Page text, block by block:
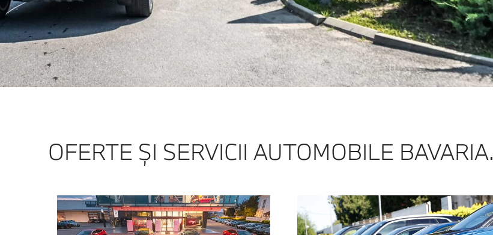
OFERTE ŞI SERVICII AUTOMOBILE BAVARIA.